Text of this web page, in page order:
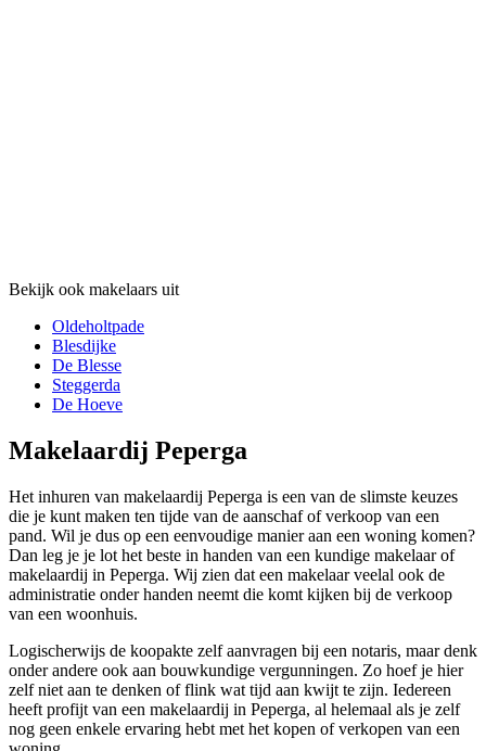
Bekijk ook makelaars uit
Oldeholtpade
Blesdijke
De Blesse
Steggerda
De Hoeve
Makelaardij Peperga
Het inhuren van makelaardij Peperga is een van de slimste keuzes
die je kunt maken ten tijde van de aanschaf of verkoop van een
pand. Wil je dus op een eenvoudige manier aan een woning komen?
Dan leg je je lot het beste in handen van een kundige makelaar of
makelaardij in Peperga. Wij zien dat een makelaar veelal ook de
administratie onder handen neemt die komt kijken bij de verkoop
van een woonhuis.
Logischerwijs de koopakte zelf aanvragen bij een notaris, maar denk
onder andere ook aan bouwkundige vergunningen. Zo hoef je hier
zelf niet aan te denken of flink wat tijd aan kwijt te zijn. Iedereen
heeft profijt van een makelaardij in Peperga, al helemaal als je zelf
nog geen enkele ervaring hebt met het kopen of verkopen van een